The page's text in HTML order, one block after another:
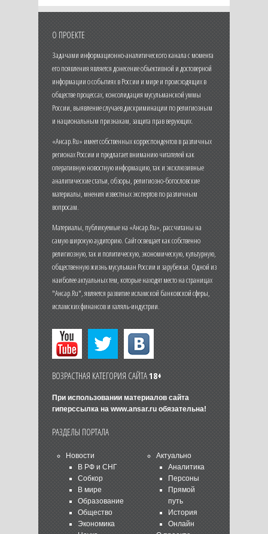
О ПРОЕКТЕ
Задачами информационно-аналитического канала с момента
его появления является донесение объективной и достоверной
информации о событиях в России и мире и происходящих в
обществе процессах, консолидация мусульманской уммы
России, выявление случаев дискриминации по религиозным
и национальным признакам, защита прав верующих.
«Ансар.Ru» имеет собственных корреспондентов в различных
регионах России и предлагает вниманию читателей как
оперативную новостную информацию, так и эксклюзивные
аналитические статьи, обзоры, религиозно-богословские
материалы, мнения известных экспертов по различным
вопросам.
Материалы, публикуемые на «Ансар.Ru», рассчитаны на
самую широкую аудиторию. Сайт освещает как собственно
религиозную, так и политическую, экономическую, культурную,
общественную жизнь мусульман России и зарубежья. Одной из
наиболее актуальных тем, которые находят место на страницах
"Ансар.Ru", является развитие исламской банковской сферы,
исламских финансов и халяль-индустрии.
ВОЗРАСТНАЯ КАТЕГОРИЯ САЙТА18+
При использовании материалов сайта
гиперссылка на www.ansar.ruобязательна!
РАЗДЕЛЫ ПОРТАЛА
Новости
В РФ и СНГ
Собкор
В мире
Образование
Общество
Экономика
Актуально
Аналитика
Персоны
Прямой
путь
История
Онлайн